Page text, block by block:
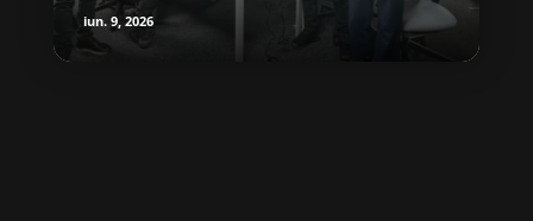
iun. 9, 2026